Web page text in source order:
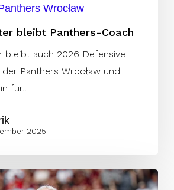
Wrocław
bleibt Panthers-Coach
bleibt auch 2026 Defensive
Panthers Wrocław und
für…
2025